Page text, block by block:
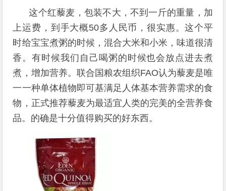
这个红藜麦，包装不大，不到一斤的重量，加
上运费，到手大概50多人民币，很实惠。这个平
时给宝宝煮粥的时候，混合大米和小米，味道很清
香。有时候我们自己喝粥的时候也会放点进去煮
煮，增加营养。联合国粮农组织FAO认为藜麦是唯
一一种单体植物即可基满足人体基本营养需求的食
物，正式推荐藜麦为最适宜人类的完美的全营养食
品。的确是十分值得购买的好东西。